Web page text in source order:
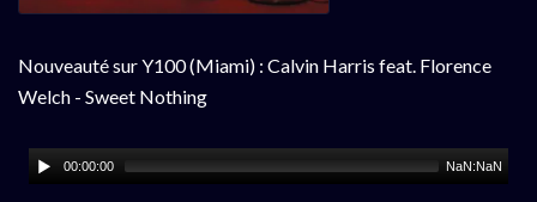
Nouveauté sur Y100 (Miami) : Calvin Harris feat. Florence
Welch - Sweet Nothing
00:00:00 NaN:NaN